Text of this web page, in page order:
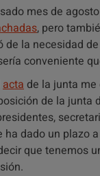
mes de
, pero
de la necesidad
conveniente
acta de la junta
de la junta
ha dado un plazo
que tenemos